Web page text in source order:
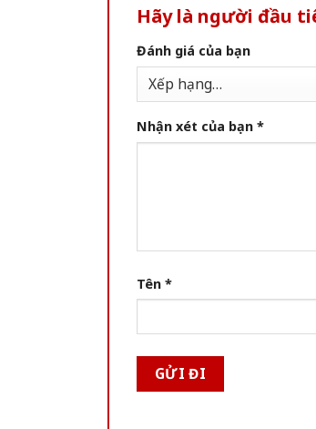
Hãy là người đầu
Đánh giá của bạn
Nhận xét của bạn *
Tên *